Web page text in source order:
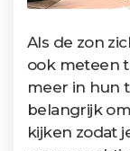
Als de zon
ook meteen
meer in hun
belangrijk
kijken zodat